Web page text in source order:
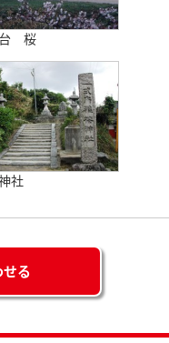
桜
社
る